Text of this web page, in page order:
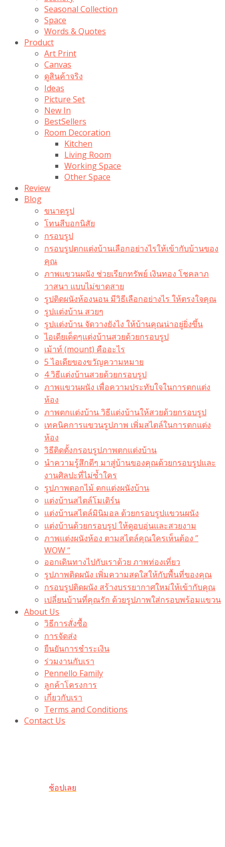
Seasonal Collection
Space
Words & Quotes
Product
Art Print
Canvas
ดูสินค้าจริง
Ideas
Picture Set
New In
BestSellers
Room Decoration
Kitchen
Living Room
Working Space
Other Space
Review
Blog
ขนาดรูป
โทนสีบอกนิสัย
กรอบรูป
กรอบรูปตกแต่งบ้านเลือกอย่างไรให้เข้ากับบ้านของ
คุณ
ภาพแขวนผนัง ช่วยเรียกทรัพย์ เงินทอง โชคลาภ
วาสนา แบบไม่ขาดสาย
รูปติดผนังห้องนอน มีวิธีเลือกอย่างไร ให้ตรงใจคุณ
รูปแต่งบ้าน สวยๆ
รูปแต่งบ้าน จัดวางยังไง ให้บ้านคุณน่าอยู่ยิ่งขึ้น
ไอเดียเด็ดๆแต่งบ้านสวยด้วยกรอบรูป
เม้าท์ (mount) คืออะไร​
5 ไอเดียของขวัญความหมาย
4 วิธีแต่งบ้านสวยด้วยกรอบรูป
ภาพแขวนผนัง เพื่อความประทับใจในการตกแต่ง
ห้อง
ภาพตกแต่งบ้าน วิธีแต่งบ้านให้สวยด้วยกรอบรูป
เทคนิคการแขวนรูปภาพ เพิ่มสไตล์ในการตกแต่ง
ห้อง
วิธีติดตั้งกรอบรูปภาพตกแต่งบ้าน
นำความรู้สึกดีๆ มาสู่บ้านของคุณด้วยกรอบรูปและ
งานศิลปะที่ไม่ซ้ำใคร
รูปภาพดอกไม้ ตกแต่งผนังบ้าน
แต่งบ้านสไตล์โมเดิร์น
แต่งบ้านสไตล์มินิมอล ด้วยกรอบรูปแขวนผนัง
แต่งบ้านด้วยกรอบรูป ให้ดูอบอุ่นและสวยงาม
ภาพแต่งผนังห้อง ตามสไตล์คุณใครเห็นต้อง ”
WOW “
ออกเดินทางไปกับเราด้วย ภาพท่องเที่ยว
รูปภาพติดผนัง เพิ่มความสดใสให้กับพื้นที่ของคุณ
กรอบรูปติดผนัง สร้างบรรยากาศใหม่ให้เข้ากับคุณ
เปลี่ยนบ้านที่คุณรัก ด้วยรูปภาพใส่กรอบพร้อมแขวน​
About Us
วิธีการสั่งซื้อ
การจัดส่ง
ยืนยันการชำระเงิน
ร่วมงานกับเรา
Pennello Family
ลูกค้าโครงการ
เกี่ยวกับเรา
Terms and Conditions
Contact Us
ช้อปเลย